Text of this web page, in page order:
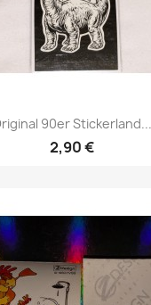
90er Stickerland...
2,90 €